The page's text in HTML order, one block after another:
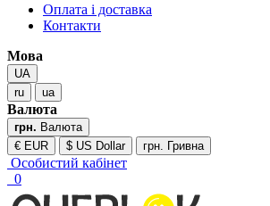
Оплата і доставка
Контакти
Мова
UA
ru
ua
Валюта
грн. Валюта
€ EUR
$ US Dollar грн. Гривна
Особистий кабінет
0